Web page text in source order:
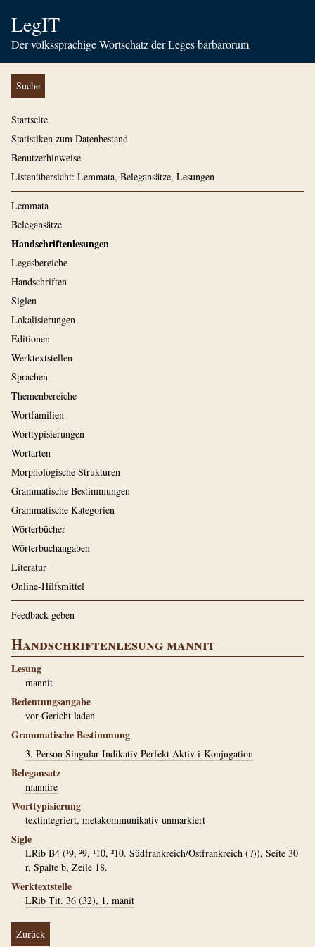
LegIT
Der volkssprachige Wortschatz der Leges barbarorum
Suche
Startseite
Statistiken zum Datenbestand
Benutzerhinweise
Listenübersicht: Lemmata, Belegansätze, Lesungen
Lemmata
Belegansätze
Handschriftenlesungen
Legesbereiche
Handschriften
Siglen
Lokalisierungen
Editionen
Werktextstellen
Sprachen
Themenbereiche
Wortfamilien
Worttypisierungen
Wortarten
Morphologische Strukturen
Grammatische Bestimmungen
Grammatische Kategorien
Wörterbücher
Wörterbuchangaben
Literatur
Online-Hilfsmittel
Feedback geben
Handschriftenlesung mannit
Lesung
mannit
Bedeutungsangabe
vor Gericht laden
Grammatische Bestimmung
3. Person Singular Indikativ Perfekt Aktiv i-Konjugation
Belegansatz
mannire
Worttypisierung
textintegriert, metakommunikativ unmarkiert
Sigle
LRib B4 (¹9, ²9, ¹10, ²10. Südfrankreich/Ostfrankreich (?)), Seite 30
r, Spalte b, Zeile 18.
Werktextstelle
LRib Tit. 36 (32), 1, manit
Zurück